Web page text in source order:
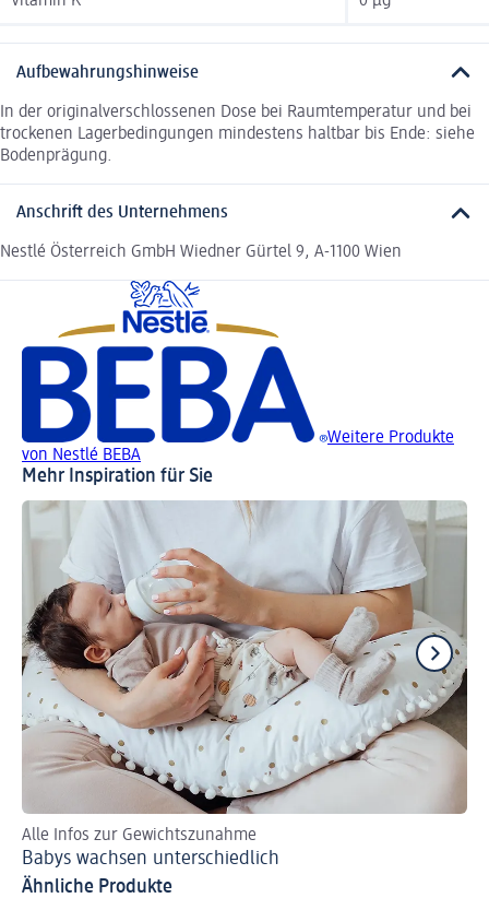
Aufbewahrungshinweise
In der originalverschlossenen Dose bei Raumtemperatur und bei
trockenen Lagerbedingungen mindestens haltbar bis Ende: siehe
Bodenprägung.
Anschrift des Unternehmens
Nestlé Österreich GmbH Wiedner Gürtel 9, A-1100 Wien
Weitere Produkte
von Nestlé BEBA
Mehr Inspiration für Sie
Alle Infos zur Gewichtszunahme
Babys wachsen unterschiedlich
Ähnliche Produkte